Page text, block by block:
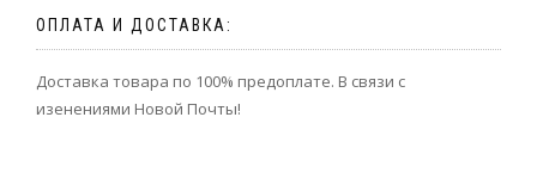
ОПЛАТА И ДОСТАВКА:
Доставка товара по 100% предоплате. В связи с
изенениями Новой Почты!